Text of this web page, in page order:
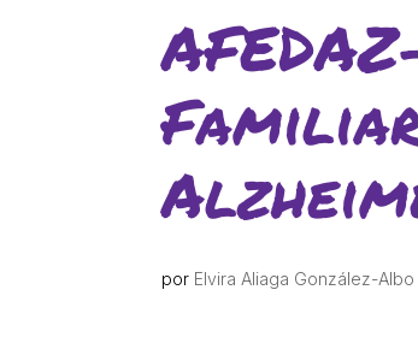
por Elvira Aliaga González-Albo